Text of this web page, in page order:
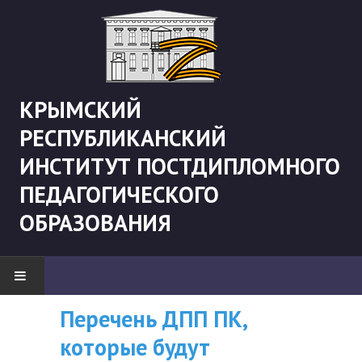
КРЫМСКИЙ
РЕСПУБЛИКАНСКИЙ
ИНСТИТУТ ПОСТДИПЛОМНОГО
ПЕДАГОГИЧЕСКОГО
ОБРАЗОВАНИЯ
НОВОСТИ
"Боевая" русистика
ВНИМАНИЮ
СЛУШАТЕЛЕЙ, У
Перечень ДПП ПК,
которые будут
Рекомендации «Об
организации